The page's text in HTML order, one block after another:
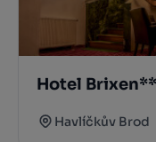
Hotel
Havlíčkův Brod